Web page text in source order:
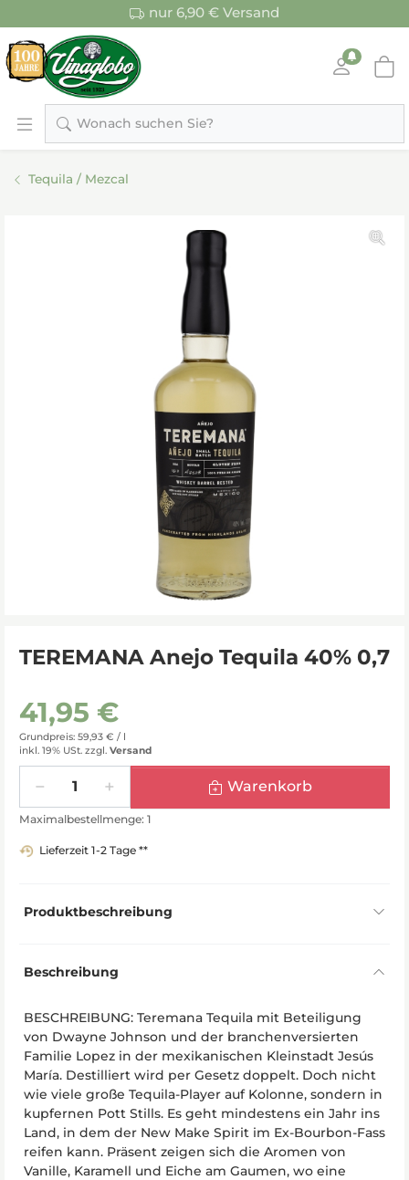
nur 6,90 € Versand
Wonach suchen Sie?
Tequila / Mezcal
TEREMANA Anejo Tequila 40% 0,7
41,95 €
Grundpreis: 59,93 € / l
inkl. 19% USt. zzgl. Versand
Warenkorb
Maximalbestellmenge: 1
Lieferzeit 1-2 Tage **
Produktbeschreibung
Beschreibung
BESCHREIBUNG: Teremana Tequila mit Beteiligung
von Dwayne Johnson und der branchenversierten
Familie Lopez in der mexikanischen Kleinstadt Jesús
María. Destilliert wird per Gesetz doppelt. Doch nicht
wie viele große Tequila-Player auf Kolonne, sondern in
kupfernen Pott Stills. Es geht mindestens ein Jahr ins
Land, in dem der New Make Spirit im Ex-Bourbon-Fass
reifen kann. Präsent zeigen sich die Aromen von
Vanille, Karamell und Eiche am Gaumen, wo eine